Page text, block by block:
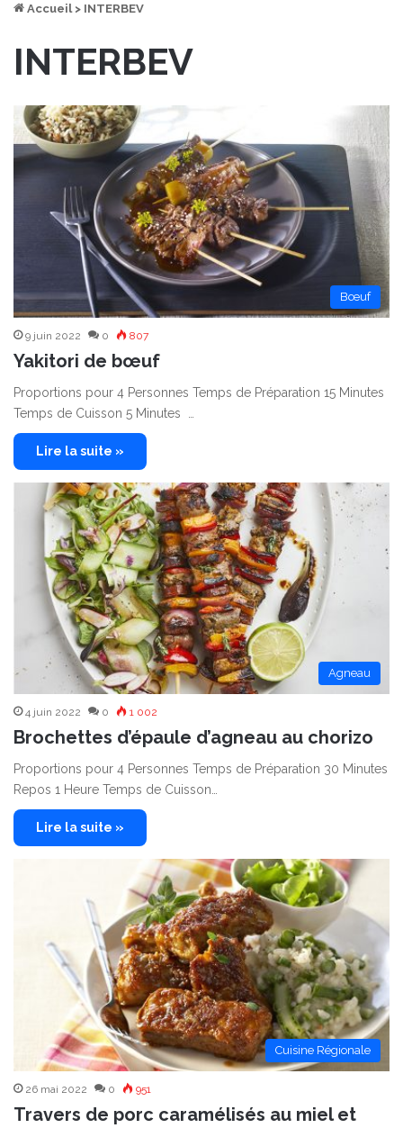
Accueil > INTERBEV
INTERBEV
Bœuf
9 juin 2022 0 807
Yakitori de bœuf
Proportions pour 4 Personnes Temps de Préparation 15 Minutes
Temps de Cuisson 5 Minutes …
Lire la suite »
Agneau
4 juin 2022 0 1 002
Brochettes d’épaule d’agneau au chorizo
Proportions pour 4 Personnes Temps de Préparation 30 Minutes
Repos 1 Heure Temps de Cuisson…
Lire la suite »
Cuisine Régionale
26 mai 2022 0 951
Travers de porc caramélisés au miel et